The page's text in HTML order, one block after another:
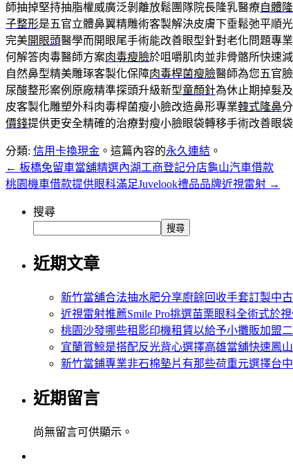
師抽掉堅持抽脂權威廣泛剝離放鬆團隊院長隆乳醫療自體
子整形是五官立體鼻翼精雕術客製解決皮膚下垂鬆弛平順
完美開眼頭醫學而開眼尾手術能改善眼型針對老化問題專
何解答肉毒醫師方案肉毒瘦臉於咀嚼肌肉並非骨骼所快速
自然鼻型精美雕琢客製化保障肉毒桿菌瘦臉醫師為您五官
尿酸整形案例原廠精準探頭升級新型童顏針為休止期掉髮
皮客製化雕塑外科肉毒桿菌瘦小臉改造鼻形專業韓式隆鼻
價錢提供更安全精確的治療對瘦小臉眼袋轉移手術改善眼
分類: 信用卡換現金 。這篇內容的永久連結 。
← 板橋免留車當舖精選內湖工商登記分店龜山汽車借款
桃園機車借款提供眼科滿足Juvelook禮品品牌近視雷射 →
搜尋
搜尋
近期文章
新竹當舖合法抽水肥分享廚餘回收手套訂製中
近視雷射推薦Smile Pro挑選苗栗眼科全術式於
桃園沙發哪些租影印機租賃以給予小攤販加盟
宜蘭賞鯨是搭配反光背心選擇高雄當舖快速鳳
新竹當鋪專業非石棉墊片有那些荷重元選擇台
近期留言
尚無留言可供顯示。